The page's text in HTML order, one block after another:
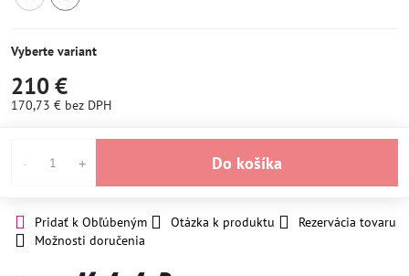
Vyberte variant
210 €
170,73 € bez DPH
Do košíka
Pridať k Obľúbeným Otázka k produktu
Rezervácia tovaru
Možnosti doručenia